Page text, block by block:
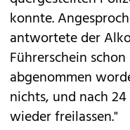
konnte.
antwortete der
Führerschein
abgenommen
nichts, und nach
wieder freilassen."